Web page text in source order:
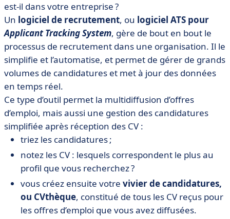
est-il dans votre entreprise ?
Un logiciel de recrutement, ou logiciel ATS pour
Applicant Tracking System, gère de bout en bout le
processus de recrutement dans une organisation. Il le
simplifie et l’automatise, et permet de gérer de grands
volumes de candidatures et met à jour des données
en temps réel.
Ce type d’outil permet la multidiffusion d’offres
d’emploi, mais aussi une gestion des candidatures
simplifiée après réception des CV :
triez les candidatures ;
notez les CV : lesquels correspondent le plus au
profil que vous recherchez ?
vous créez ensuite votre vivier de candidatures,
ou CVthèque, constitué de tous les CV reçus pour
les offres d’emploi que vous avez diffusées.